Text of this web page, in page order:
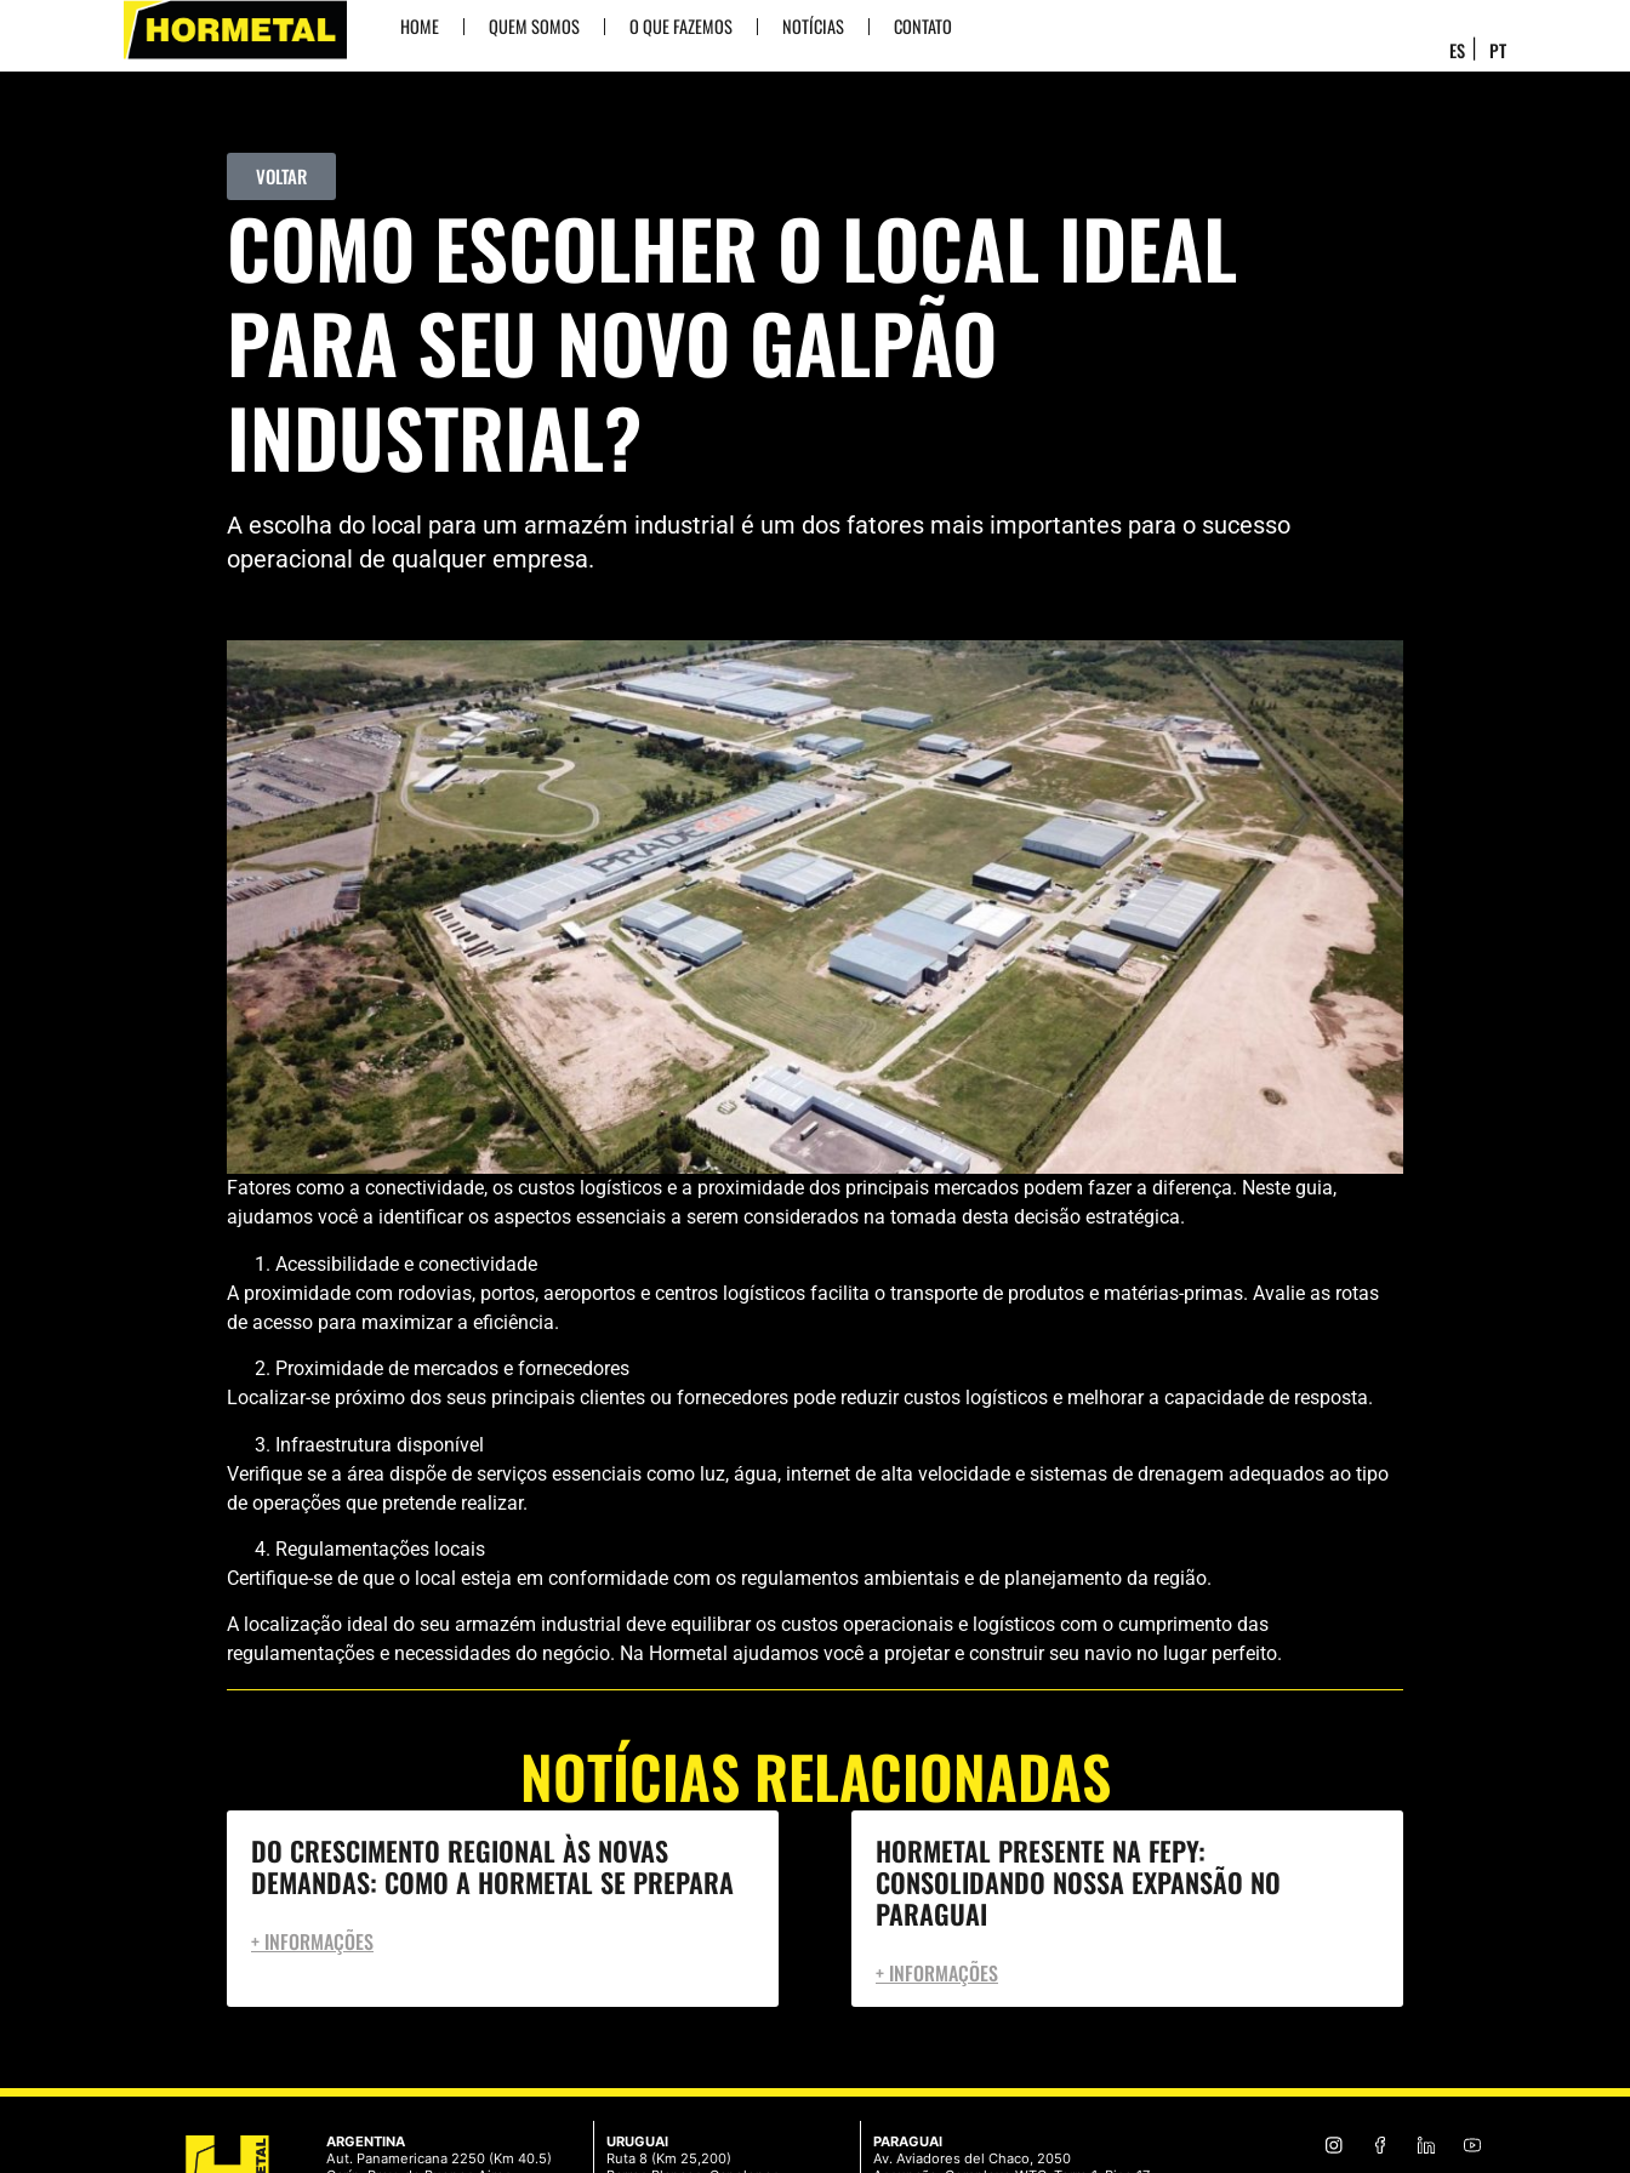
ES PT
HOME QUEM SOMOS O QUE FAZEMOS NOTÍCIAS CONTATO
VOLTAR
COMO ESCOLHER O LOCAL IDEAL
PARA SEU NOVO GALPÃO
INDUSTRIAL?
A escolha do local para um armazém industrial é um dos fatores mais importantes para o sucesso
operacional de qualquer empresa.
Fatores como a conectividade, os custos logísticos e a proximidade dos principais mercados podem fazer a diferença. Neste guia,
ajudamos você a identificar os aspectos essenciais a serem considerados na tomada desta decisão estratégica.
Acessibilidade e conectividade
A proximidade com rodovias, portos, aeroportos e centros logísticos facilita o transporte de produtos e matérias-primas. Avalie as rotas
de acesso para maximizar a eficiência.
Proximidade de mercados e fornecedores
Localizar-se próximo dos seus principais clientes ou fornecedores pode reduzir custos logísticos e melhorar a capacidade de resposta.
Infraestrutura disponível
Verifique se a área dispõe de serviços essenciais como luz, água, internet de alta velocidade e sistemas de drenagem adequados ao tipo
de operações que pretende realizar.
Regulamentações locais
Certifique-se de que o local esteja em conformidade com os regulamentos ambientais e de planejamento da região.
A localização ideal do seu armazém industrial deve equilibrar os custos operacionais e logísticos com o cumprimento das
regulamentações e necessidades do negócio. Na Hormetal ajudamos você a projetar e construir seu navio no lugar perfeito.
NOTÍCIAS RELACIONADAS
DO CRESCIMENTO REGIONAL ÀS NOVAS
DEMANDAS: COMO A HORMETAL SE PREPARA
+ INFORMAÇÕES
HORMETAL PRESENTE NA FEPY:
CONSOLIDANDO NOSSA EXPANSÃO NO
PARAGUAI
+ INFORMAÇÕES
ARGENTINA
Aut. Panamericana 2250 (Km 40.5)
URUGUAI
Ruta 8 (Km 25,200)
PARAGUAI
Av. Aviadores del Chaco, 2050